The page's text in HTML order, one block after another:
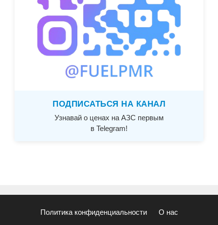
ПОДПИСАТЬСЯ НА КАНАЛ
Узнавай о ценах на АЗС первым
в Telegram!
Политика конфиденциальности О нас